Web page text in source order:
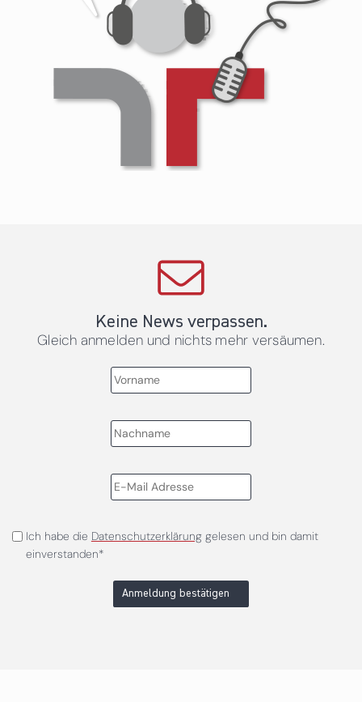
Keine News verpassen.
Gleich anmelden und nichts mehr versäumen.
Ich habe die Datenschutzerklärunggelesen und bin damit
einverstanden*
Anmeldung bestätigen